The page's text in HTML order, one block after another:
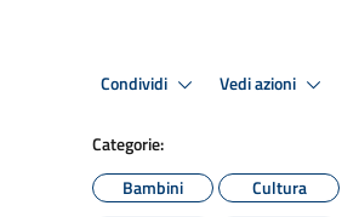
Condividi Vedi azioni
Categorie:
Bambini
Cultura